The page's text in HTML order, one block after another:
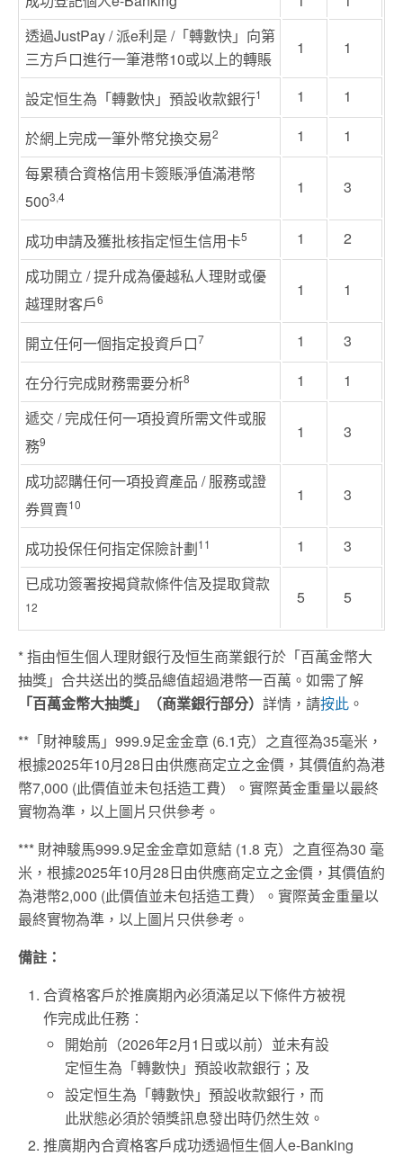
透過JustPay / 派e利是 /「轉數快」向第
三方戶口進行一筆港幣10或以上的轉賬
1 1
設定恒生為「轉數快」預設收款銀行1 1 1
於網上完成一筆外幣兌換交易2 1
1
每累積合資格信用卡簽賬淨值滿港幣
5003,4 1 3
成功申請及獲批核指定恒生信用卡5 1
2
成功開立 / 提升成為優越私人理財或優
越理財客戶6 1 1
開立任何一個指定投資戶口7 1 3
在分行完成財務需要分析8 1
1
遞交 / 完成任何一項投資所需文件或服
務9 1 3
成功認購任何一項投資產品 / 服務或證
券買賣10 1 3
成功投保任何指定保險計劃11 1
3
已成功簽署按揭貸款條件信及提取貸款
12 5 5
* 指由恒生個人理財銀行及恒生商業銀行於「百萬金幣大
抽獎」合共送出的獎品總值超過港幣一百萬。如需了解
「百萬金幣大抽獎」（商業銀行部分） 詳情，請按此 。
**「財神駿馬」999.9足金金章 (6.1克）之直徑為35毫米，
根據2025年10月28日由供應商定立之金價，其價值約為港
幣7,000 (此價值並未包括造工費）。實際黃金重量以最終
實物為準，以上圖片只供參考。
*** 財神駿馬999.9足金金章如意結 (1.8 克）之直徑為30 毫
米，根據2025年10月28日由供應商定立之金價，其價值約
為港幣2,000 (此價值並未包括造工費）。實際黃金重量以
最終實物為準，以上圖片只供參考。
備註：
合資格客戶於推廣期內必須滿足以下條件方被視
作完成此任務︰
開始前（2026年2月1日或以前）並未有設
定恒生為「轉數快」預設收款銀行；及
設定恒生為「轉數快」預設收款銀行，而
此狀態必須於領獎訊息發出時仍然生效。
推廣期內合資格客戶成功透過恒生個人e-Banking